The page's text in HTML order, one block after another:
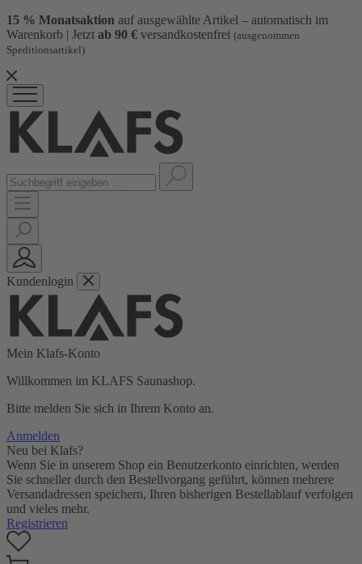
15 % Monatsaktion auf ausgewählte Artikel – automatisch im
Warenkorb | Jetzt ab 90 € versandkostenfrei (ausgenommen
Speditionsartikel)
Kundenlogin
Mein Klafs-Konto
Willkommen im KLAFS Saunashop.
Bitte melden Sie sich in Ihrem Konto an.
Anmelden
Neu bei Klafs?
Wenn Sie in unserem Shop ein Benutzerkonto einrichten, werden
Sie schneller durch den Bestellvorgang geführt, können mehrere
Versandadressen speichern, Ihren bisherigen Bestellablauf verfolgen
und vieles mehr.
Registrieren